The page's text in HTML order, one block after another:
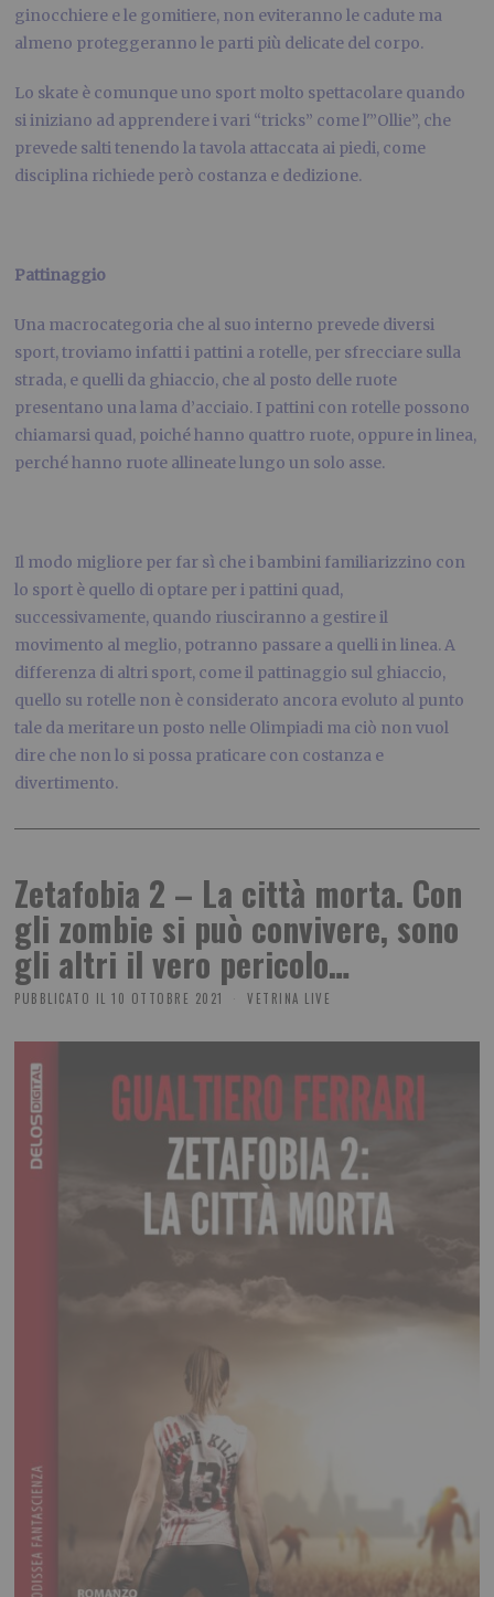
ginocchiere e le gomitiere, non eviteranno le cadute ma
almeno proteggeranno le parti più delicate del corpo.
Lo skate è comunque uno sport molto spettacolare quando
si iniziano ad apprendere i vari “tricks” come l'”Ollie”, che
prevede salti tenendo la tavola attaccata ai piedi, come
disciplina richiede però costanza e dedizione.
Pattinaggio
Una macrocategoria che al suo interno prevede diversi
sport, troviamo infatti i pattini a rotelle, per sfrecciare sulla
strada, e quelli da ghiaccio, che al posto delle ruote
presentano una lama d’acciaio. I pattini con rotelle possono
chiamarsi quad, poiché hanno quattro ruote, oppure in linea,
perché hanno ruote allineate lungo un solo asse.
Il modo migliore per far sì che i bambini familiarizzino con
lo sport è quello di optare per i pattini quad,
successivamente, quando riusciranno a gestire il
movimento al meglio, potranno passare a quelli in linea. A
differenza di altri sport, come il pattinaggio sul ghiaccio,
quello su rotelle non è considerato ancora evoluto al punto
tale da meritare un posto nelle Olimpiadi ma ciò non vuol
dire che non lo si possa praticare con costanza e
divertimento.
Zetafobia 2 – La città morta. Con
gli zombie si può convivere, sono
gli altri il vero pericolo…
PUBBLICATO IL 10 OTTOBRE 2021 VETRINA LIVE